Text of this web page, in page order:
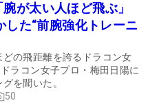
が太い人ほど飛ぶ」
た“前腕強化トレーニ
の飛距離を誇るドラコン女
ラコン女子プロ・梅田日陽に
を聞いた。
50